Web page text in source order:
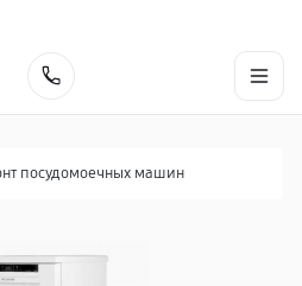
посудомоечных машин